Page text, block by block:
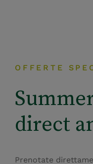
OFFERTE
direct
Prenotate